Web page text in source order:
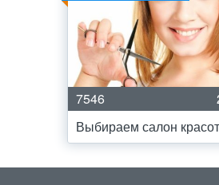
7546
Выбираем салон